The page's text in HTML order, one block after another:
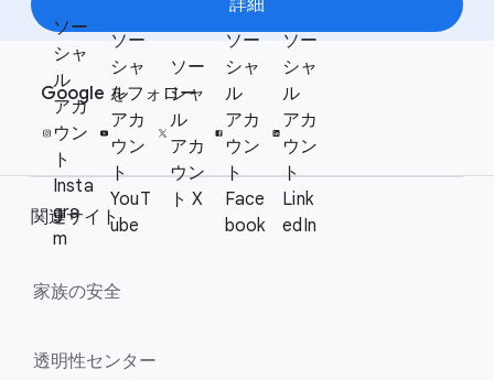
詳細
e
S
c
l
M
d
e
Google を​フォロー
ソー
シャ
ル
アカ
ウン
ト
Insta
gra
m
ソー
シャ
ル
アカ
ウン
ト
YouT
ube
ソー
シャ
ル
アカ
ウン
ト X
ソー
シャ
ル
アカ
ウン
ト
Face
book
ソー
シャ
ル
アカ
ウン
ト
Link
edIn
関連サイト
家族の​安全
透明性センター